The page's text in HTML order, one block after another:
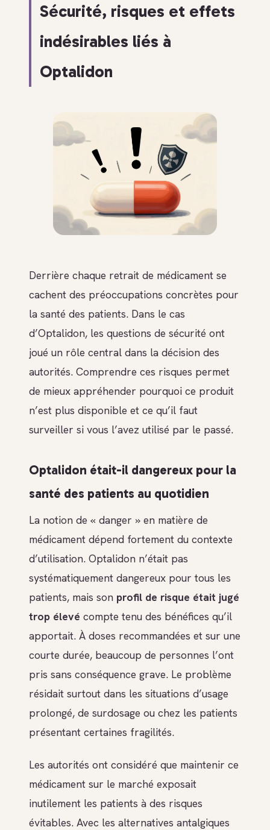
Sécurité, risques et effets
indésirables liés à
Optalidon
Derrière chaque retrait de médicament se
cachent des préoccupations concrètes pour
la santé des patients. Dans le cas
d’Optalidon, les questions de sécurité ont
joué un rôle central dans la décision des
autorités. Comprendre ces risques permet
de mieux appréhender pourquoi ce produit
n’est plus disponible et ce qu’il faut
surveiller si vous l’avez utilisé par le passé.
Optalidon était-il dangereux pour la
santé des patients au quotidien
La notion de « danger » en matière de
médicament dépend fortement du contexte
d’utilisation. Optalidon n’était pas
systématiquement dangereux pour tous les
patients, mais son profil de risque était jugé
trop élevé compte tenu des bénéfices qu’il
apportait. À doses recommandées et sur une
courte durée, beaucoup de personnes l’ont
pris sans conséquence grave. Le problème
résidait surtout dans les situations d’usage
prolongé, de surdosage ou chez les patients
présentant certaines fragilités.
Les autorités ont considéré que maintenir ce
médicament sur le marché exposait
inutilement les patients à des risques
évitables. Avec les alternatives antalgiques